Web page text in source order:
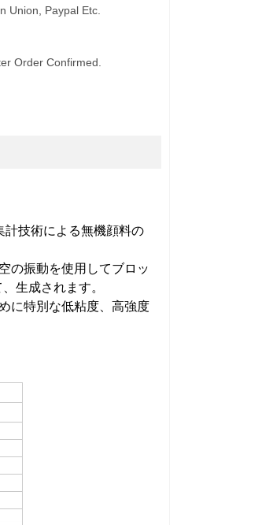
Union, Paypal Etc.
Order Confirmed.
計技術による無機顔料の
の振動を使用してブロッ
生成されます。
に特別な低粘度、高強度